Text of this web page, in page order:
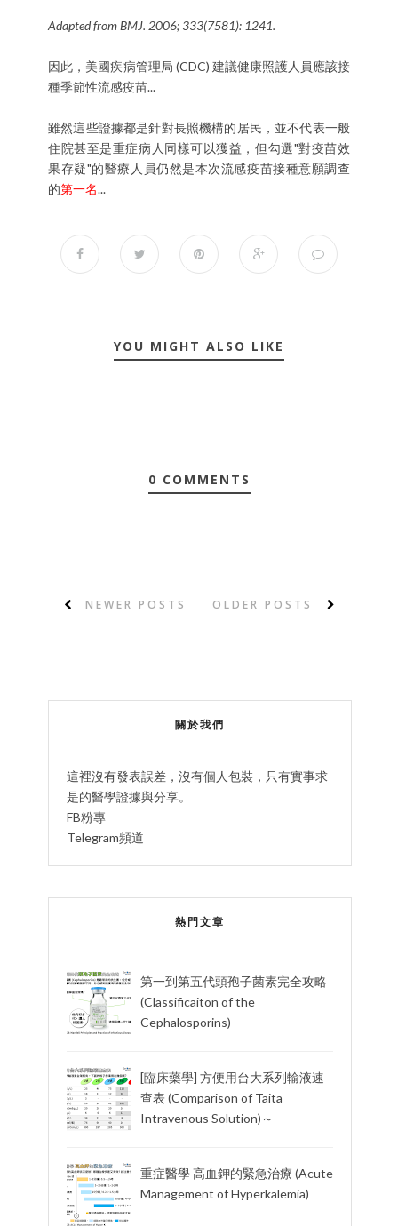
Adapted from BMJ. 2006; 333(7581): 1241.
因此，美國疾病管理局 (CDC) 建議健康照護人員應該接
種季節性流感疫苗...
雖然這些證據都是針對長照機構的居民，並不代表一般
住院甚至是重症病人同樣可以獲益，但勾選"對疫苗效
果存疑"的醫療人員仍然是本次流感疫苗接種意願調查
的第一名...
YOU MIGHT ALSO LIKE
0 COMMENTS
NEWER POSTS OLDER POSTS
關於我們
這裡沒有發表誤差，沒有個人包裝，只有實事求
是的醫學證據與分享。
FB粉專
Telegram頻道
熱門文章
第一到第五代頭孢子菌素完全攻略
(Classificaiton of the
Cephalosporins)
[臨床藥學] 方便用台大系列輸液速
查表 (Comparison of Taita
Intravenous Solution)～
重症醫學 高血鉀的緊急治療 (Acute
Management of Hyperkalemia)